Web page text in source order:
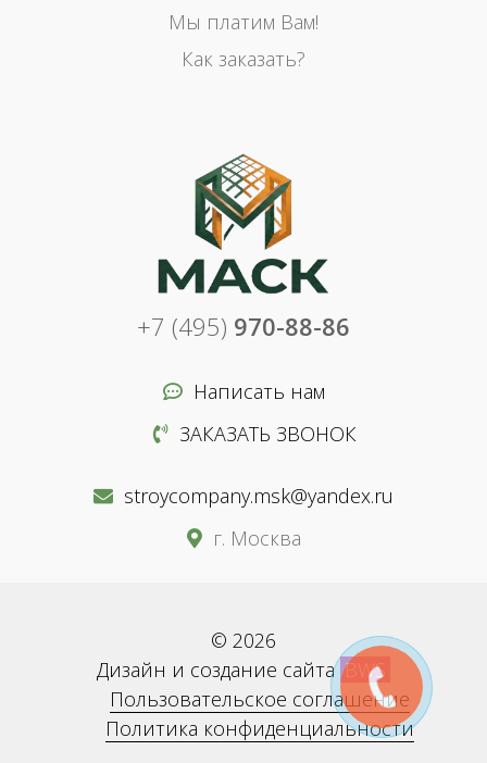
Мы платим Вам!
Как заказать?
+7 (495) 970-88-86
Написать нам
ЗАКАЗАТЬ ЗВОНОК
stroycompany.msk@yandex.ru
г. Москва
© 2026
Дизайн и создание сайта BWS
Пользовательское соглашение
Политика конфиденциальности